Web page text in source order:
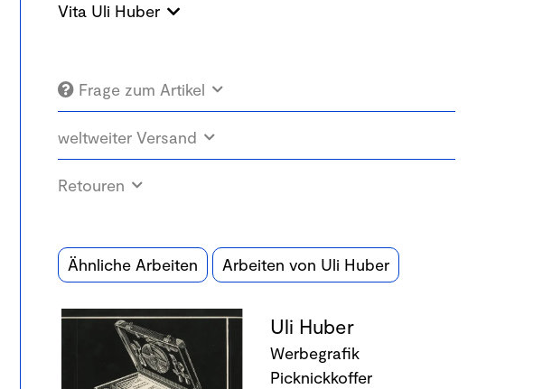
Vita Uli Huber
Frage zum Artikel
weltweiter Versand
Retouren
Ähnliche Arbeiten Arbeiten von Uli Huber
Uli Huber
Werbegrafik
Picknickkoffer